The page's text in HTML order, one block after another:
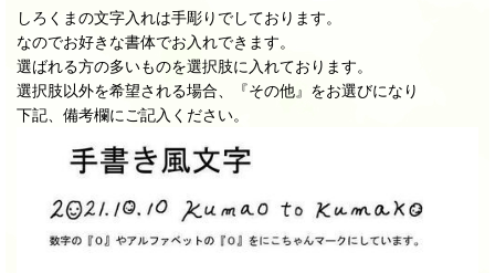
しろくまの文字入れは手彫りでしております。
なのでお好きな書体でお入れできます。
選ばれる方の多いものを選択肢に入れております。
選択肢以外を希望される場合、『その他』をお選びになり
下記、備考欄にご記入ください。